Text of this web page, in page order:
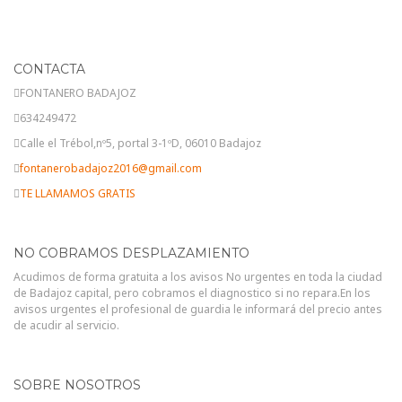
CONTACTA
FONTANERO BADAJOZ
634249472
Calle el Trébol,nº5, portal 3-1ºD, 06010 Badajoz
fontanerobadajoz2016@gmail.com
TE LLAMAMOS GRATIS
NO COBRAMOS DESPLAZAMIENTO
Acudimos de forma gratuita a los avisos No urgentes en toda la ciudad
de Badajoz capital, pero cobramos el diagnostico si no repara.En los
avisos urgentes el profesional de guardia le informará del precio antes
de acudir al servicio.
SOBRE NOSOTROS